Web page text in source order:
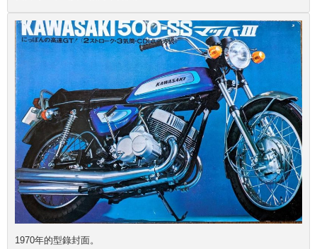
1970年的型錄封面。